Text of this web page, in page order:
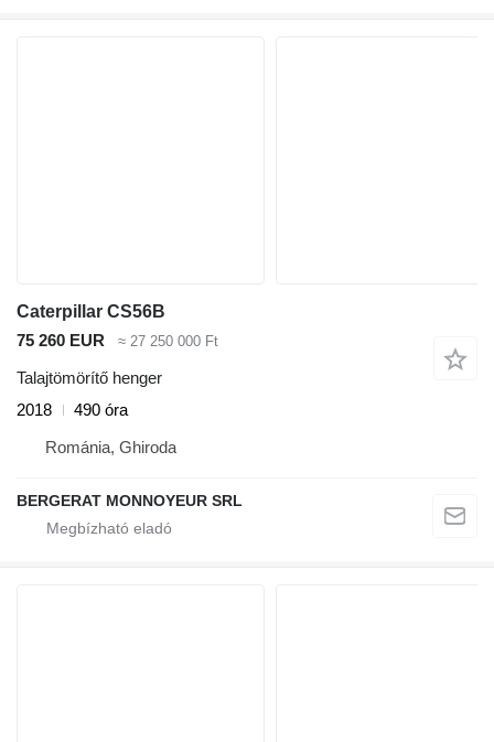
Caterpillar CS56B
75 260 EUR
≈ 27 250 000 Ft
Talajtömörítő henger
2018
490 óra
Románia, Ghiroda
BERGERAT MONNOYEUR SRL